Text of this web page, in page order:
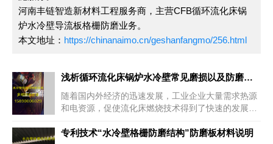
河南丰链智造新材料工程服务商，主营CFB循环流化床锅
炉水冷壁导流板格栅防磨业务。
本文地址： https://chinanaimo.cn/geshanfangmo/256.html
上一篇
浅析循环流化床锅炉水冷壁常见磨损以及防磨技术措施
随着国内外经济的迅速发展，工业企业大量需求热源
和电资源，促使流化床燃烧技术得到了快速的发展，
电厂要实现安全经济运行
专利技术“水冷壁格栅防磨结构”防磨板材料说明